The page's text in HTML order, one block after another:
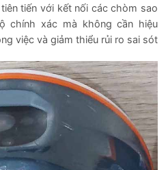
tiến với kết nối các chòm sao
chính xác mà không cần hiệu
việc và giảm thiểu rủi ro sai sót